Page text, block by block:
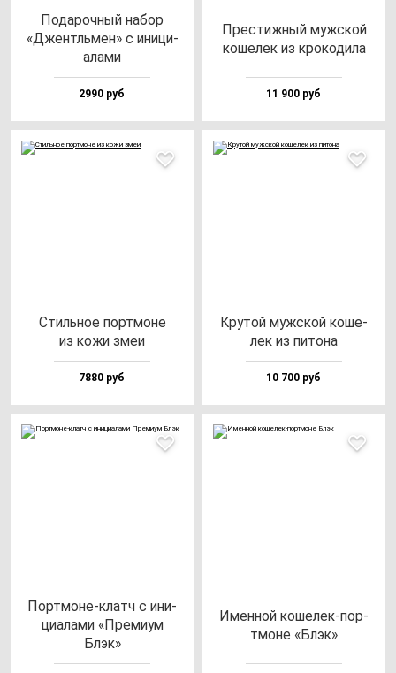
Пода­роч­ный на­бор
«Джентль­мен» с ини­ци­
ала­ми
2990 руб
Прес­тиж­ный муж­ской
ко­ше­лек из кро­ко­ди­ла
11 900 руб
Стиль­ное пор­тмо­не
из ко­жи змеи
7880 руб
Кру­той муж­ской ко­ше­
лек из пи­то­на
10 700 руб
Пор­тмо­не-клатч с ини­
ци­ала­ми «Пре­ми­ум
Блэк»
Имен­ной ко­ше­лек-пор­
тмо­не «Блэк»